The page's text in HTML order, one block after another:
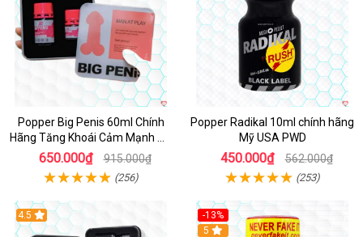
Popper Big Penis 60ml Chính
Hãng Tăng Khoái Cảm Mạnh Mẽ
An Toàn
650.000₫ 915.000₫
(256)
Popper Radikal 10ml chính hãng
Mỹ USA PWD
450.000₫ 562.000₫
(253)
4.5
-13%
Hot
5